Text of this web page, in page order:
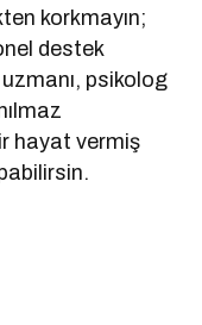
korkmayın;
destek
psikolog
hayat vermiş